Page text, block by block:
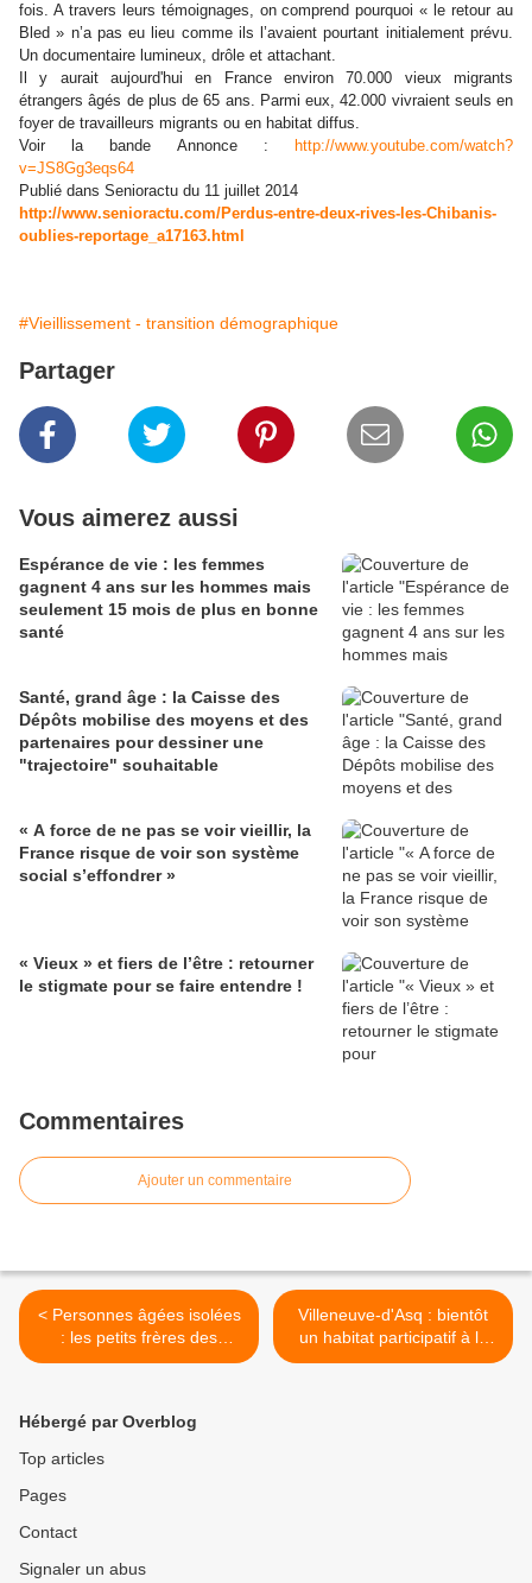
fois. A travers leurs témoignages, on comprend pourquoi « le retour au
Bled » n’a pas eu lieu comme ils l’avaient pourtant initialement prévu.
Un documentaire lumineux, drôle et attachant.
Il y aurait aujourd'hui en France environ 70.000 vieux migrants
étrangers âgés de plus de 65 ans. Parmi eux, 42.000 vivraient seuls en
foyer de travailleurs migrants ou en habitat diffus.
Voir la bande Annonce :
http://www.youtube.com/watch?
v=JS8Gg3eqs64
Publié dans Senioractu du 11 juillet 2014
http://www.senioractu.com/Perdus-entre-deux-rives-les-Chibanis-
oublies-reportage_a17163.html
#Vieillissement - transition démographique
Partager
Vous aimerez aussi
Espérance de vie : les femmes
gagnent 4 ans sur les hommes mais
seulement 15 mois de plus en bonne
santé
Santé, grand âge : la Caisse des
Dépôts mobilise des moyens et des
partenaires pour dessiner une
"trajectoire" souhaitable
« A force de ne pas se voir vieillir, la
France risque de voir son système
social s’effondrer »
« Vieux » et fiers de l’être : retourner
le stigmate pour se faire entendre !
Commentaires
Ajouter un commentaire
< Personnes âgées isolées
: les petits frères des
Pauvres se mobilisent
Villeneuve-d'Asq : bientôt
un habitat participatif à la
Cousinerie >
Hébergé par Overblog
Top articles
Pages
Contact
Signaler un abus